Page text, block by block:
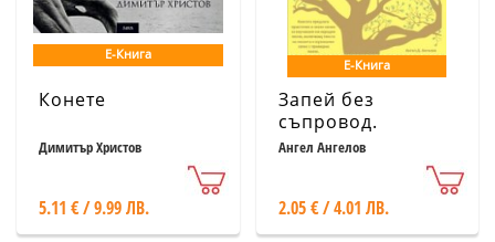
Е-Книга
Конете
Димитър Христов
5.11 € / 9.99 ЛВ.
Е-Книга
Запей без
съпровод.
Български
народни песни -
Ангел Ангелов
2.05 € / 4.01 ЛВ.